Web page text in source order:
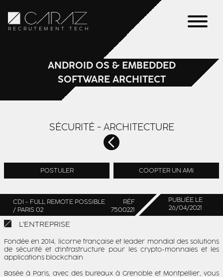
RECRUTEMENT TECH
ANDROID OS & EMBEDDED
SOFTWARE ARCHITECT
SÉCURITÉ - ARCHITECTURE
POSTULER COOPTER UN AMI
CDI - FULL REMOTE POSSIBLE
/ PARIS 02
RÉF
7500221
PUBLIÉE LE
26/04/2021
L'ENTREPRISE
Fondée en 2014, licorne française et leader mondial des solutions
de sécurité et d'infrastructure pour les crypto-monnaies et les
applications blockchain
Basée à Paris, avec des bureaux à Grenoble et Montpellier, vous